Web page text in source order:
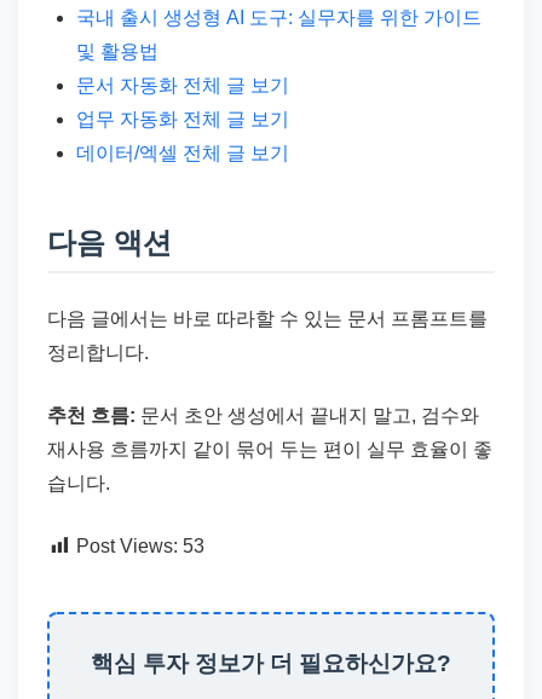
국내 출시 생성형 AI 도구: 실무자를 위한 가이드
및 활용법
문서 자동화 전체 글 보기
업무 자동화 전체 글 보기
데이터/엑셀 전체 글 보기
다음 액션
다음 글에서는 바로 따라할 수 있는 문서 프롬프트를
정리합니다.
추천 흐름: 문서 초안 생성에서 끝내지 말고, 검수와
재사용 흐름까지 같이 묶어 두는 편이 실무 효율이 좋
습니다.
Post Views: 53
핵심 투자 정보가 더 필요하신가요?